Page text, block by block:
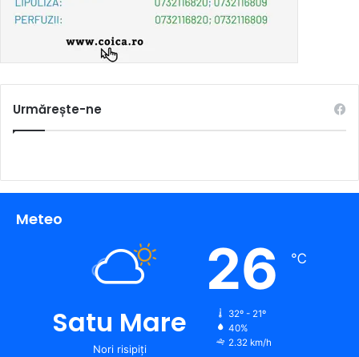
Urmărește-ne
Meteo
Satu Mare
Nori risipiți
26 ℃
32º - 21º
40%
2.32 km/h